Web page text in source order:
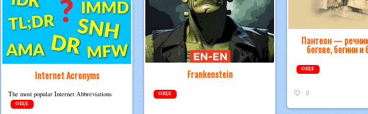
Internet Acronyms
The most pop­u­lar Inter­net Abbreviations
ОЩЕ
Frankenstein
ОЩЕ
Пантеон —
богове, богини
ОЩЕ
0